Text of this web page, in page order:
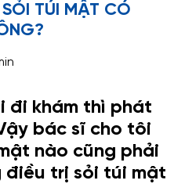
TÚI MẬT CÓ
đi khám thì phát
bác sĩ cho tôi
nào cũng phải
điều trị sỏi túi mật